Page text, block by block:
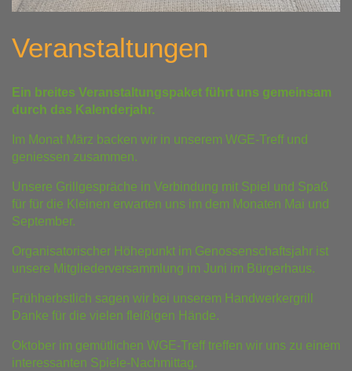
Veranstaltungen
Ein breites Veranstaltungspaket führt uns gemeinsam
durch das Kalenderjahr.
Im Monat März backen wir in unserem WGE-Treff und
geniessen zusammen.
Unsere Grillgespräche in Verbindung mit Spiel und Spaß
für für die Kleinen erwarten uns im dem Monaten Mai und
September.
Organisatorischer Höhepunkt im Genossenschaftsjahr ist
unsere Mitgliederversammlung im Juni im Bürgerhaus.
Frühherbstlich sagen wir bei unserem Handwerkergrill
Danke für die vielen fleißigen Hände.
Oktober im gemütlichen WGE-Treff treffen wir uns zu einem
interessanten Spiele-Nachmittag.